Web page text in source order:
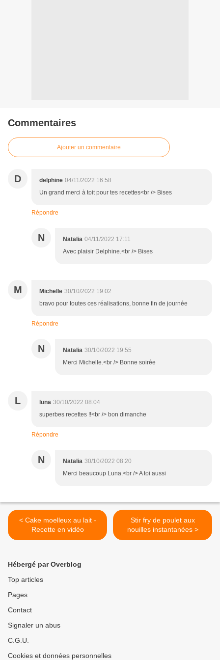
Commentaires
Ajouter un commentaire
D delphine 04/11/2022 16:58
Un grand merci à toit pour tes recettes<br /> Bises
Répondre
N Natalia 04/11/2022 17:11
Avec plaisir Delphine.<br /> Bises
M Michelle 30/10/2022 19:02
bravo pour toutes ces réalisations, bonne fin de journée
Répondre
N Natalia 30/10/2022 19:55
Merci Michelle.<br /> Bonne soirée
L luna 30/10/2022 08:04
superbes recettes !!<br /> bon dimanche
Répondre
N Natalia 30/10/2022 08:20
Merci beaucoup Luna.<br /> A toi aussi
< Cake moelleux au lait -
Recette en vidéo
Stir fry de poulet aux
nouilles instantanées >
Hébergé par Overblog
Top articles
Pages
Contact
Signaler un abus
C.G.U.
Cookies et données personnelles